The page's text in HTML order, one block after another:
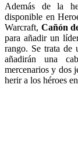
Además de la
disponible en
Warcraft, Cañón
para añadir un
rango. Se trata de
añadirán una
mercenarios y dos
herir a los héroes